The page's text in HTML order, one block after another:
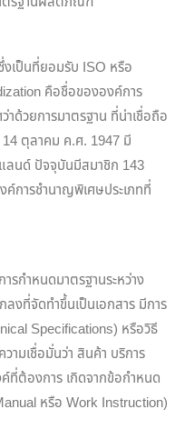
งเป็นที่ยอมรับ ​ISO หรือ
คือชื่อขององค์การ
าด้วยการมาตรฐาน ที่น่าเชื่อถือ
14 ตุลาคม ค.ศ. 1947 มี
ลนด์ ปัจจุบันมีสมาชิก 143
ค์การชำนาญพิเศษประเภทที่
รกำหนดมาตรฐานระหว่าง
งที่จัดทำขึ้นเป็นเอกสาร มีการ
Specifications) หรือวิธี
ามเชื่อมั่นว่า สินค้า บริการ
ที่ต้องการ เกิดจากข้อกำหนด
หรือ Work Instruction)